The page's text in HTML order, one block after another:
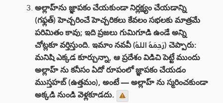
అల్లాహ్‌ను జ్ఞాపకం చేయకుండా నిర్లక్ష్యం చేయడాన్ని
(గఫ్లత్) హెచ్చరించే హెచ్చరికలు కేవలం సభలకు మాత్రమే
పరిమితం కావు; ఇది ప్రజలు గుమిగూడి ఉండే అన్ని
చోట్లకూ వర్తిస్తుంది. ఇమాం నవవీ (رَحِمَهُ اللهُ) చెప్పారు:
మనిషి ఎక్కడ కూర్చున్నా, ఆ ప్రదేశం విడిచి పెట్టే ముందు
అల్లాహ్‌ ను కనీసం ఏదో రూపంలో జ్ఞాపకం చేయడం
ముస్తహబ్ (ఉత్తమం), అంటే — అల్లాహ్‌ ను స్మరించకుండా
అక్కడి నుండి వెళ్లకూడదు.